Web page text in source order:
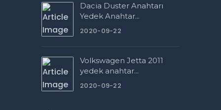
Dacia Duster Anahtarı
Yedek Anahtar...
2020-09-22
Volkswagen Jetta 2011
yedek anahtar...
2020-09-22